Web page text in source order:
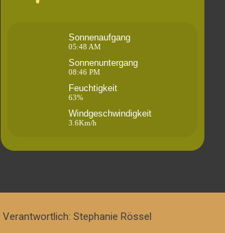
Sonnenaufgang
05:48 AM
Sonnenuntergang
08:46 PM
Feuchtigkeit
63%
Windgeschwindigkeit
3.6Km/h
Verantwortlich: Stephanie Rössel